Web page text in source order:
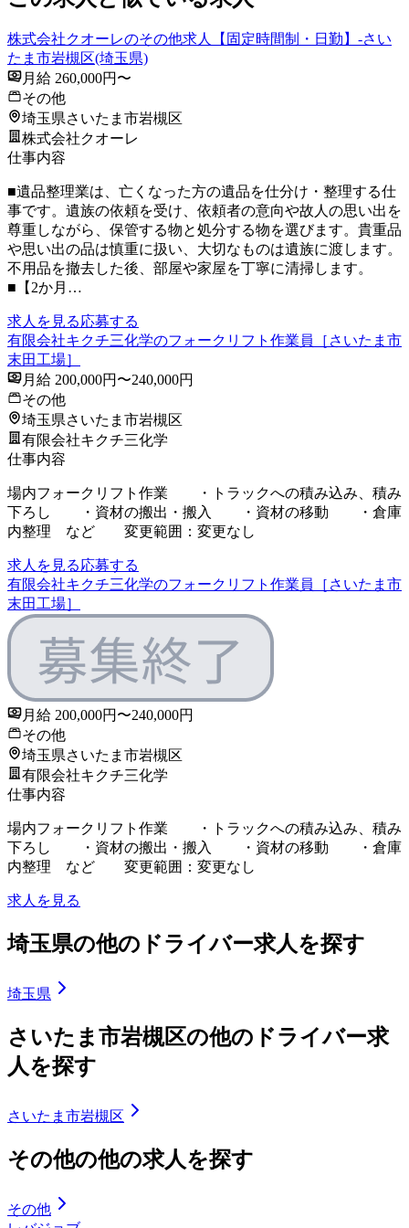
株式会社クオーレのその他求人【固定時間制・日勤】-さい
たま市岩槻区(埼玉県)
月給 260,000円〜
その他
埼玉県さいたま市岩槻区
株式会社クオーレ
仕事内容
■遺品整理業は、亡くなった方の遺品を仕分け・整理する仕
事です。遺族の依頼を受け、依頼者の意向や故人の思い出を
尊重しながら、保管する物と処分する物を選びます。貴重品
や思い出の品は慎重に扱い、大切なものは遺族に渡します。
不用品を撤去した後、部屋や家屋を丁寧に清掃します。
■【2か月…
求人を見る応募する
有限会社キクチ三化学のフォークリフト作業員［さいたま市
末田工場］
月給 200,000円〜240,000円
その他
埼玉県さいたま市岩槻区
有限会社キクチ三化学
仕事内容
場内フォークリフト作業 ・トラックへの積み込み、積み
下ろし ・資材の搬出・搬入 ・資材の移動 ・倉庫
内整理 など 変更範囲：変更なし
求人を見る応募する
有限会社キクチ三化学のフォークリフト作業員［さいたま市
末田工場］
月給 200,000円〜240,000円
その他
埼玉県さいたま市岩槻区
有限会社キクチ三化学
仕事内容
場内フォークリフト作業 ・トラックへの積み込み、積み
下ろし ・資材の搬出・搬入 ・資材の移動 ・倉庫
内整理 など 変更範囲：変更なし
求人を見る
埼玉県の他のドライバー求人を探す
埼玉県
さいたま市岩槻区の他のドライバー求
人を探す
さいたま市岩槻区
その他の他の求人を探す
その他